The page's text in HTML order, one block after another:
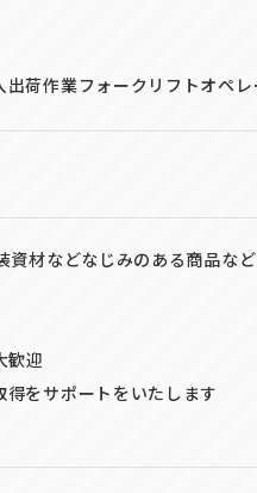
荷作業フォークリフトオペ
資材などなじみのある商品な
歓迎
をサポートをいたします